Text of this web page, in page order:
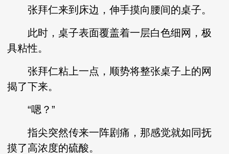
张拜仁来到床边，伸手摸向腰间的桌子。
此时，桌子表面覆盖着一层白色细网，极
具粘性。
张拜仁粘上一点，顺势将整张桌子上的网
揭了下来。
“嗯？”
指尖突然传来一阵剧痛，那感觉就如同抚
摸了高浓度的硫酸。